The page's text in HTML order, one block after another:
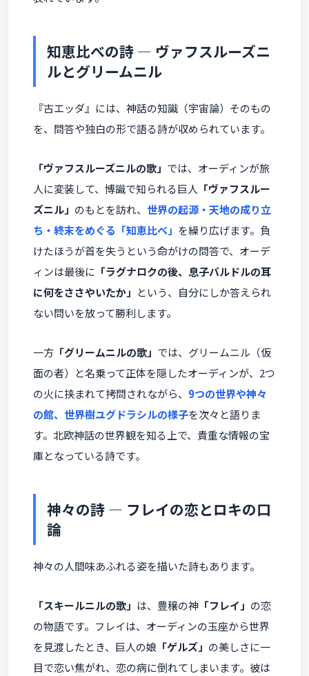
知恵比べの詩 ― ヴァフスルーズニ
ルとグリームニル
『古エッダ』には、神話の知識（宇宙論）そのもの
を、問答や独白の形で語る詩が収められています。
「ヴァフスルーズニルの歌」 では、オーディンが旅
人に変装して、博識で知られる巨人 「ヴァフスルー
ズニル」 のもとを訪れ、 世界の起源・天地の成り立
ち・終末をめぐる「知恵比べ」 を繰り広げます。負
けたほうが首を失うという命がけの問答で、オーデ
ィンは最後に 「ラグナロクの後、息子バルドルの耳
に何をささやいたか」 という、自分にしか答えられ
ない問いを放って勝利します。
一方 「グリームニルの歌」 では、グリームニル（仮
面の者）と名乗って正体を隠したオーディンが、2つ
の火に挟まれて拷問されながら、 9つの世界や神々
の館、世界樹ユグドラシルの様子を次々と語りま
す。北欧神話の世界観を知る上で、貴重な情報の宝
庫となっている詩です。
神々の詩 ― フレイの恋とロキの口
論
神々の人間味あふれる姿を描いた詩もあります。
「スキールニルの歌」 は、豊穣の神 「フレイ」 の恋
の物語です。フレイは、オーディンの玉座から世界
を見渡したとき、巨人の娘 「ゲルズ」 の美しさに一
目で恋い焦がれ、恋の病に倒れてしまいます。彼は